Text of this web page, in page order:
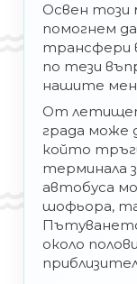
Освен този
помогнем
трансфери
по тези
нашите
От
града може
който
терминала
автобуса
шофьора,
около